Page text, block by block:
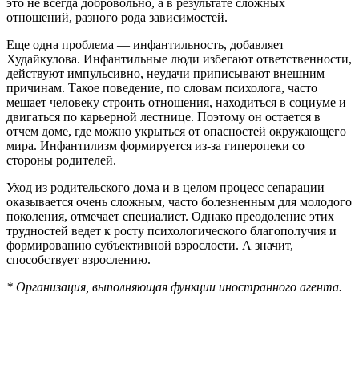
это не всегда добровольно, а в результате сложных
отношений, разного рода зависимостей.
Еще одна проблема — инфантильность, добавляет
Худайкулова. Инфантильные люди избегают ответственности,
действуют импульсивно, неудачи приписывают внешним
причинам. Такое поведение, по словам психолога, часто
мешает человеку строить отношения, находиться в социуме и
двигаться по карьерной лестнице. Поэтому он остается в
отчем доме, где можно укрыться от опасностей окружающего
мира. Инфантилизм формируется из-за гиперопеки со
стороны родителей.
Уход из родительского дома и в целом процесс сепарации
оказывается очень сложным, часто болезненным для молодого
поколения, отмечает специалист. Однако преодоление этих
трудностей ведет к росту психологического благополучия и
формированию субъективной взрослости. А значит,
способствует взрослению.
* Организация, выполняющая функции иностранного агента.